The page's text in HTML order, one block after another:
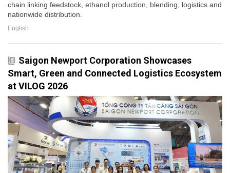
chain linking feedstock, ethanol production, blending, logistics and
nationwide distribution.
English
Saigon Newport Corporation Showcases
Smart, Green and Connected Logistics Ecosystem
at VILOG 2026